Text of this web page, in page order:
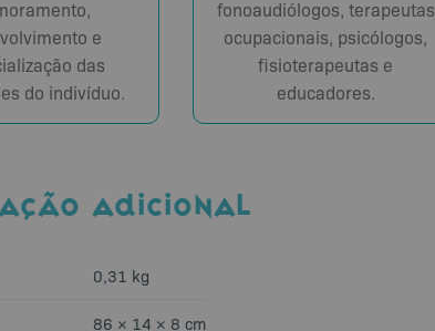
e
das
do indivíduo.
fonoaudiólogos, terapeutas
ocupacionais, psicólogos,
fisioterapeutas e
educadores.
ADICIONAL
0,31 kg
86 × 14 × 8 cm